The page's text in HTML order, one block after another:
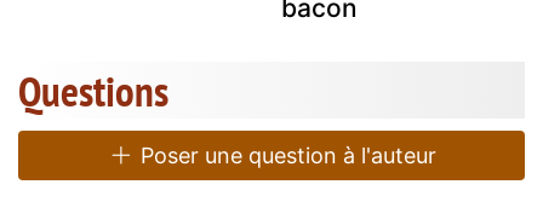
bacon
Questions
Poser une question à l'auteur